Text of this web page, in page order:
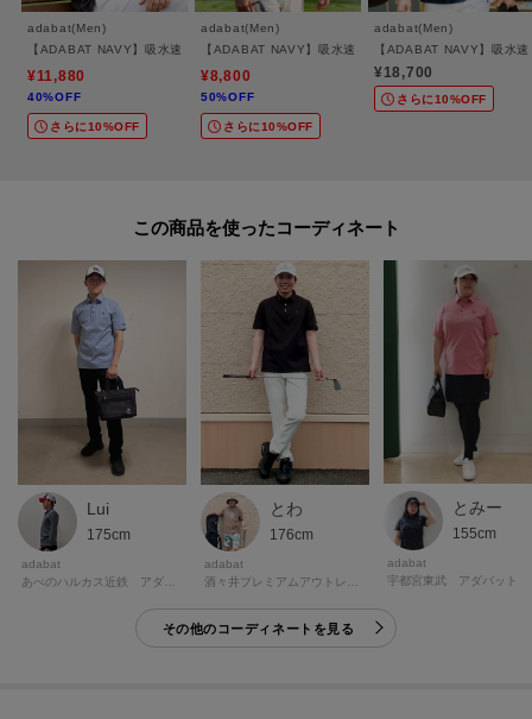
せん。
※この商品はサンプルを使用して撮影しております。デザインや配色などが
実際の商品とは一部異なる場合がございますのでご了承ください。
た、パソコン・スマートフォンなどの環境により、若干製品と画像のカラー
が異なる場合もございます。
モデル情報：身長184cm B95 W78 H95 着用サイズ：48
adabat(Men)
【ADABAT NAVY】吸水速乾/UVカット リンクスジャガード半袖ポロシャツ
¥11,880
40%OFF
さらに10%OFF
adabat(Men)
【ADABAT NAVY】吸水速乾/UVカット カノコエンブレ
¥8,800
50%OFF
さらに10%OFF
adabat(Men)
【ADABAT NAVY】吸水
¥18,700
さらに10%OFF
この商品を使った
Lui
175cm
adabat
とわ
176cm
adabat
とみー
155cm
adabat
宇都宮東武 アダバット
その他のコーディネートを見る